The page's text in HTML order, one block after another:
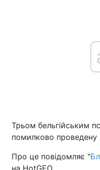
Трьом бельгійським
помилково проведену
Про це повідомляє "
на HotGEO.